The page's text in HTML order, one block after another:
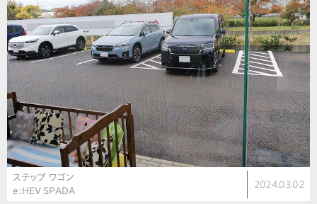
ステップ ワゴン
e:HEV SPADA
2024.03.02